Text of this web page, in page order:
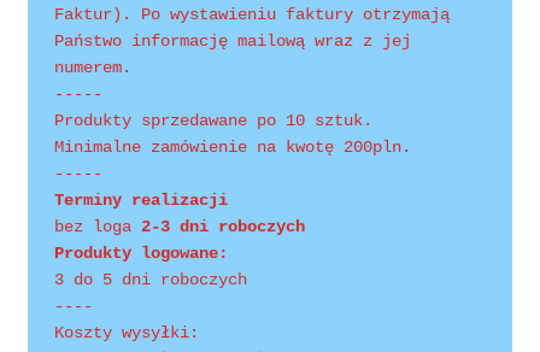
Pudełko świąteczne, jakość Premium
Shop
Shopping Tips
Faktur). Po wystawieniu faktury otrzymają
Państwo informację mailową wraz z jej
numerem.
-----
Produkty sprzedawane po 10 sztuk.
Minimalne zamówienie na kwotę 200pln.
-----
Terminy realizacji
bez loga 2-3 dni roboczych
Produkty logowane:
3 do 5 dni roboczych
----
Koszty wysyłki: